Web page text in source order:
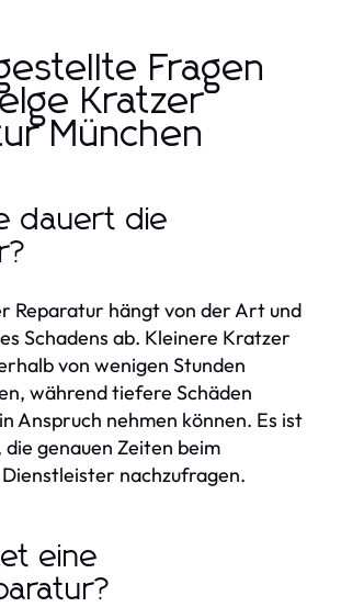
Fragen
Kratzer
München
dauert die
Reparatur hängt von der Art und
Schadens ab. Kleinere Kratzer
von wenigen Stunden
während tiefere Schäden
Anspruch nehmen können. Es ist
genauen Zeiten beim
nachzufragen.
eine